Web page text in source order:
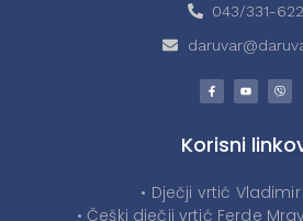
043/331-622
Korisni
• Dječji vrtić
• Češki dječji vrtić Ferde